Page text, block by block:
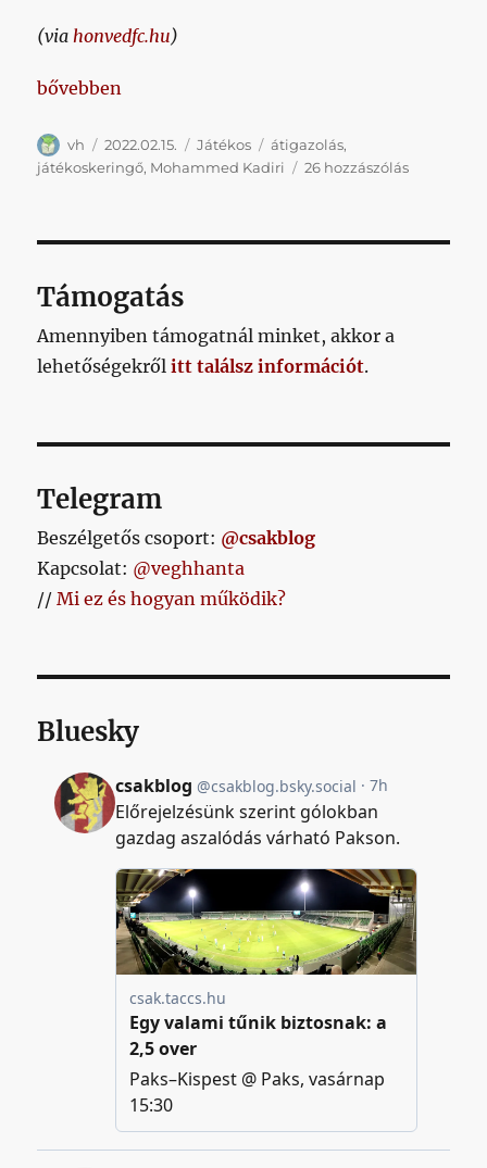
(via honvedfc.hu)
„Mohammed Kadiri @ Kispest”
bővebben
Szerző
vh Közzétéve
2022.02.15. Kategória
Játékos Címke
átigazolás,
játékoskeringő, Mohammed Kadiri 26 hozzászólás
Támogatás
Amennyiben támogatnál minket, akkor a
lehetőségekrőlitt találsz információt.
Telegram
Beszélgetős csoport: @csakblog
Kapcsolat: @veghhanta
//Mi ez és hogyan működik?
Bluesky